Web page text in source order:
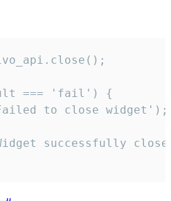
=== 'fail') {
to close widget');
successfully